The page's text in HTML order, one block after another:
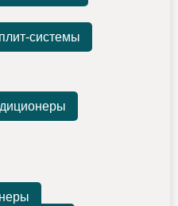
системы